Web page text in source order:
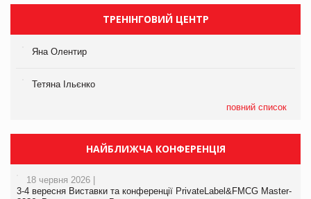
ТРЕНІНГОВИЙ ЦЕНТР
Яна Олентир
Тетяна Ільєнко
повний список
НАЙБЛИЖЧА КОНФЕРЕНЦІЯ
18 червня 2026 |
3-4 вересня Виставки та конференції PrivateLabel&FMCG Master-